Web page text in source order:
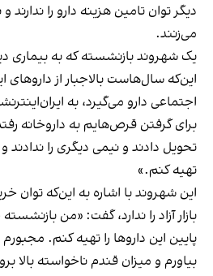
دیگر توان تامین هزینه دارو را ندارند
می‌زنند.
یک شهروند بازنشسته که به بیماری
این‌که سال‌هاست بالاجبار از داروهای
اجتماعی دارو می‌گیرد، به
برای گرفتن قرص‌هایم به داروخانه
تحویل دادند و نیمی دیگری را ندادند و
تهیه کنم.»
این شهروند با اشاره به این‌که توان
بازار آزاد را ندارد، گفت: «من
پایین این داروها را تهیه کنم.
بیاورم و میزان قندم ناخواسته بالا